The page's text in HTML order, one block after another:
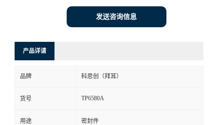
发送咨询信息
产品详请
品牌 科思创（拜耳）
货号 TP6580A
用途 密封件